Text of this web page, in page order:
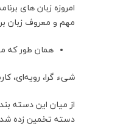
امروزه زبان های
مهم و معروف زبان
همان طور که می دانید
شیء گرا، رویه‌ای،
دسته تخمین زده